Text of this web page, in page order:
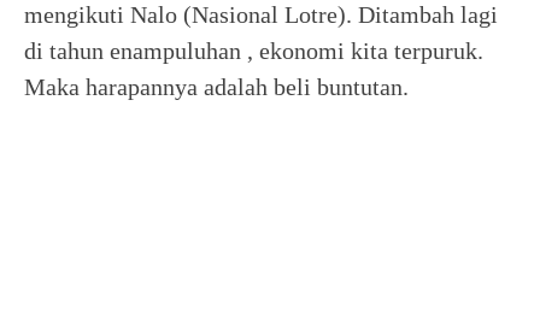
mengikuti Nalo (Nasional Lotre). Ditambah lagi
di tahun enampuluhan , ekonomi kita terpuruk.
Maka harapannya adalah beli buntutan.